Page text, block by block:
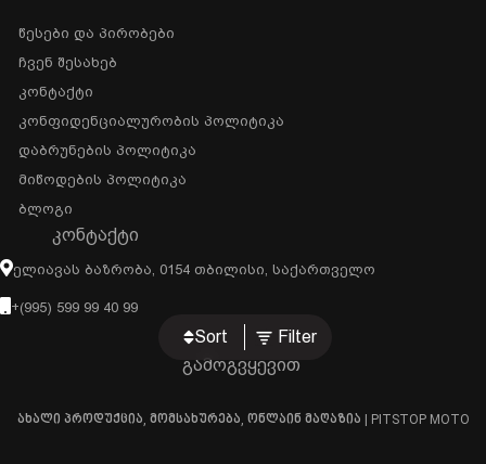
Sort Filter
Წესები Და Პირობები
Ჩვენ Შესახებ
Კონტაქტი
Კონფიდენციალურობის Პოლიტიკა
Დაბრუნების Პოლიტიკა
Მიწოდების Პოლიტიკა
Ბლოგი
ᲙᲝᲜᲢᲐᲥᲢᲘ
Ელიავას Ბაზრობა, 0154 Თბილისი, Საქართველო
+(995) 599 99 40 99
გამოგვყევით
ახალი პროდუქცია, მომსახურება, ონლაინ მაღაზია | PITSTOP MOTO